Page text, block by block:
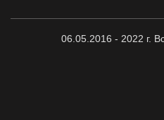
06.05.2016 - 2022 г.